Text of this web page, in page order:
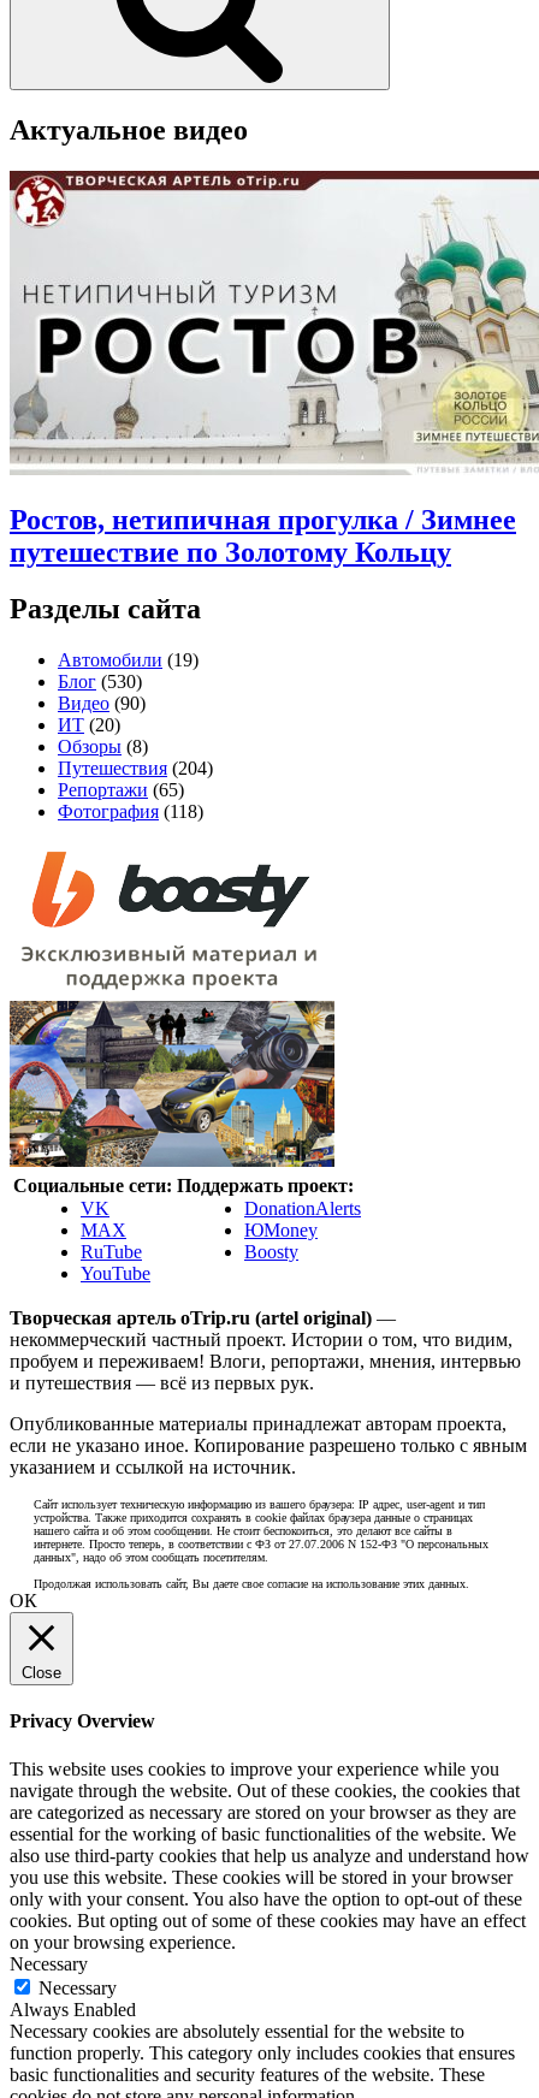
Актуальное видео
Ростов, нетипичная прогулка / Зимнее
путешествие по Золотому Кольцу
Разделы сайта
Автомобили (19)
Блог (530)
Видео (90)
ИТ (20)
Обзоры (8)
Путешествия (204)
Репортажи (65)
Фотография (118)
Социальные сети:
VK
MAX
RuTube
YouTube
Поддержать проект:
DonationAlerts
ЮMoney
Boosty
Творческая артель oTrip.ru (artel original) —
некоммерческий частный проект. Истории о том, что видим,
пробуем и переживаем! Влоги, репортажи, мнения, интервью
и путешествия — всё из первых рук.
Опубликованные материалы принадлежат авторам проекта,
если не указано иное. Копирование разрешено только с явным
указанием и ссылкой на источник.
Сайт использует техническую информацию из вашего браузера: IP адрес, user-agent и тип
устройства. Также приходится сохранять в cookie файлах браузера данные о страницах
нашего сайта и об этом сообщении. Не стоит беспокоиться, это делают все сайты в
интернете. Просто теперь, в соответствии с ФЗ от 27.07.2006 N 152-ФЗ "О персональных
данных", надо об этом сообщать посетителям.
Продолжая использовать сайт, Вы даете свое согласие на использование этих данных.
ОК
Close
Privacy Overview
This website uses cookies to improve your experience while you
navigate through the website. Out of these cookies, the cookies that
are categorized as necessary are stored on your browser as they are
essential for the working of basic functionalities of the website. We
also use third-party cookies that help us analyze and understand how
you use this website. These cookies will be stored in your browser
only with your consent. You also have the option to opt-out of these
cookies. But opting out of some of these cookies may have an effect
on your browsing experience.
Necessary
Necessary
Always Enabled
Necessary cookies are absolutely essential for the website to
function properly. This category only includes cookies that ensures
basic functionalities and security features of the website. These